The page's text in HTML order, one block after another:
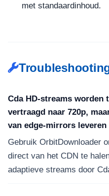
met standaardinhoud.
Cda HD-streams worden
vertraagd naar 720p,
van edge-mirrors leveren
Gebruik OrbitDownloader
direct van het CDN te
adaptieve streams door